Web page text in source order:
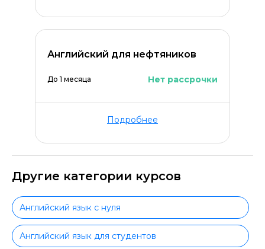
Английский для нефтяников
До 1 месяца Нет рассрочки
Подробнее
Другие категории курсов
Английский язык с нуля
Английский язык для студентов